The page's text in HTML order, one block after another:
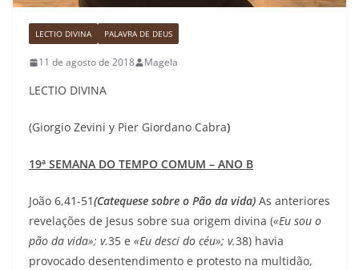
LECTIO DIVINA PALAVRA DE DEUS
11 de agosto de 2018 Magela
LECTIO DIVINA
(Giorgio Zevini y Pier Giordano Cabra)
19ª SEMANA DO TEMPO COMUM – ANO B
João 6,41-51(Catequese sobre o Pão da vida) As anteriores
revelações de Jesus sobre sua origem divina («Eu sou o
pão da vida»; v.35 e «Eu desci do céu»; v.38) havia
provocado desentendimento e protesto na multidão,